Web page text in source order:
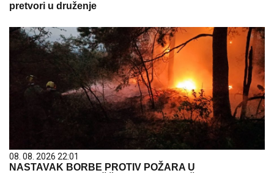
pretvori u druženje
08. 08. 2026 22:01
NASTAVAK BORBE PROTIV POŽARA U